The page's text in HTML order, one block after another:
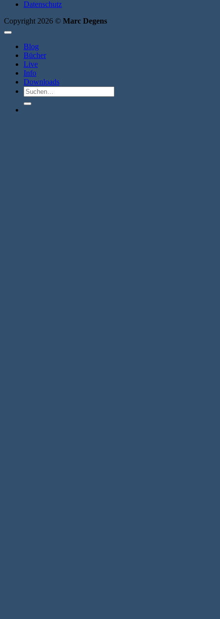
Datenschutz
Copyright 2026 © Marc Degens
Blog
Bücher
Live
Info
Downloads
Suche
nach: